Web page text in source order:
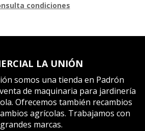
condiciones
LA UNIÓN
somos una tienda en Padrón
de maquinaria para jardinería
Ofrecemos también recambios
agrícolas. Trabajamos con
grandes marcas.